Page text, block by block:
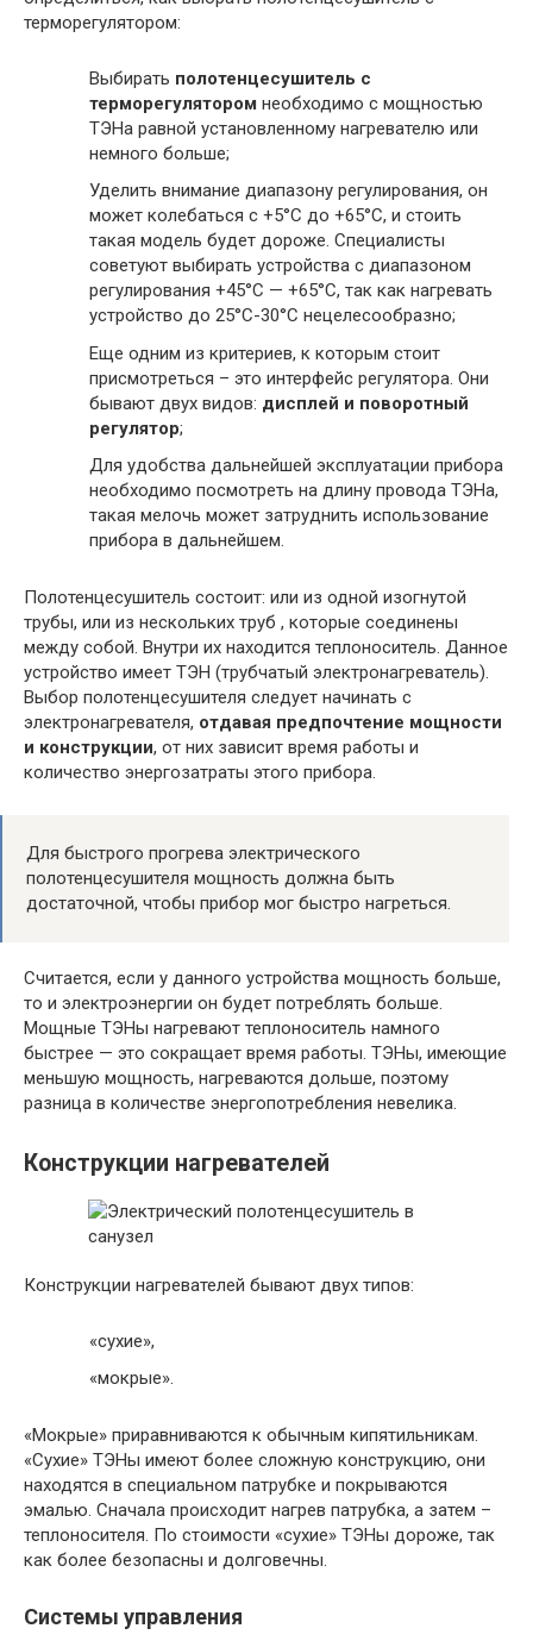
терморегулятором:
Выбирать полотенцесушитель с
терморегулятором необходимо с мощностью
ТЭНа равной установленному нагревателю или
немного больше;
Уделить внимание диапазону регулирования, он
может колебаться с +5°С до +65°С, и стоить
такая модель будет дороже. Специалисты
советуют выбирать устройства с диапазоном
регулирования +45°С — +65°С, так как нагревать
устройство до 25°С-30°С нецелесообразно;
Еще одним из критериев, к которым стоит
присмотреться – это интерфейс регулятора. Они
бывают двух видов: дисплей и поворотный
регулятор;
Для удобства дальнейшей эксплуатации прибора
необходимо посмотреть на длину провода ТЭНа,
такая мелочь может затруднить использование
прибора в дальнейшем.
Полотенцесушитель состоит: или из одной изогнутой
трубы, или из нескольких труб , которые соединены
между собой. Внутри их находится теплоноситель. Данное
устройство имеет ТЭН (трубчатый электронагреватель).
Выбор полотенцесушителя следует начинать с
электронагревателя, отдавая предпочтение мощности
и конструкции, от них зависит время работы и
количество энергозатраты этого прибора.
Для быстрого прогрева электрического
полотенцесушителя мощность должна быть
достаточной, чтобы прибор мог быстро нагреться.
Считается, если у данного устройства мощность больше,
то и электроэнергии он будет потреблять больше.
Мощные ТЭНы нагревают теплоноситель намного
быстрее — это сокращает время работы. ТЭНы, имеющие
меньшую мощность, нагреваются дольше, поэтому
разница в количестве энергопотребления невелика.
Конструкции нагревателей
Конструкции нагревателей бывают двух типов:
«сухие»,
«мокрые».
«Мокрые» приравниваются к обычным кипятильникам.
«Сухие» ТЭНы имеют более сложную конструкцию, они
находятся в специальном патрубке и покрываются
эмалью. Сначала происходит нагрев патрубка, а затем –
теплоносителя. По стоимости «сухие» ТЭНы дороже, так
как более безопасны и долговечны.
Системы управления